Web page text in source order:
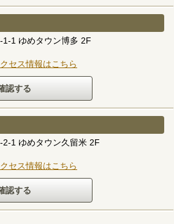
1 ゆめタウン博多 2F
セス情報はこちら
1 ゆめタウン久留米 2F
セス情報はこちら